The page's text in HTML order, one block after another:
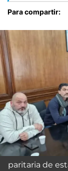
Para compartir:
paritaria de